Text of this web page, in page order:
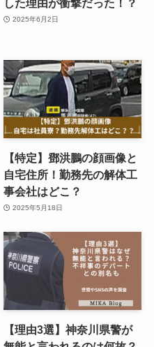
2025年6月2日
【特定】鄧洪鵬の顔画像と
自宅住所！勤務先の解体工
事会社はどこ？
2025年5月18日
【理由3選】神奈川県警が